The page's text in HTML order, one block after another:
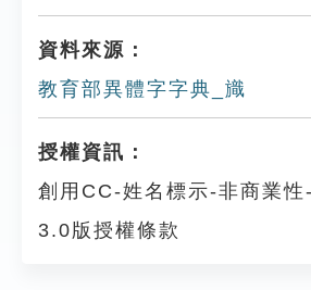
資料來源：
教育部異體字字典_旘
授權資訊：
創用CC-姓名標示-非商業性
3.0版授權條款